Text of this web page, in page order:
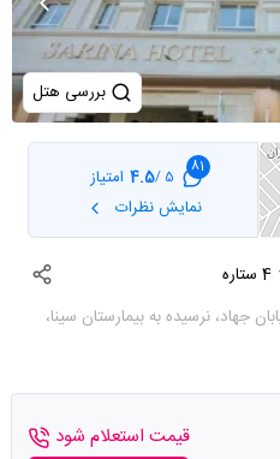
بررسی هتل
81
5 /
4.5 امتیاز
نمایش نظرات
4 ستاره
جهاد، نرسیده به بیمارستان سینا،
قیمت استعلام شود